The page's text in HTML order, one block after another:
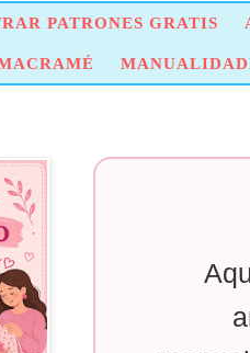
PATRONES GRATIS